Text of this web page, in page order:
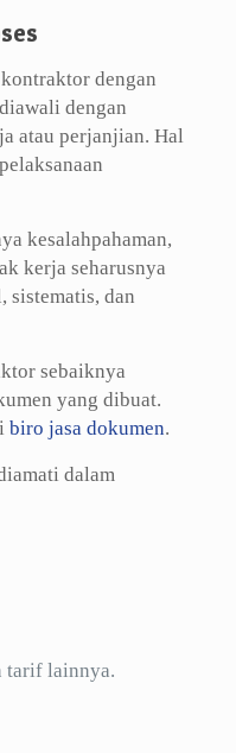
dengan
dengan
atau perjanjian. Hal
kesalahpahaman,
kerja seharusnya
sistematis, dan
sebaiknya
yang dibuat.
biro jasa dokumen.
dalam
tarif lainnya.